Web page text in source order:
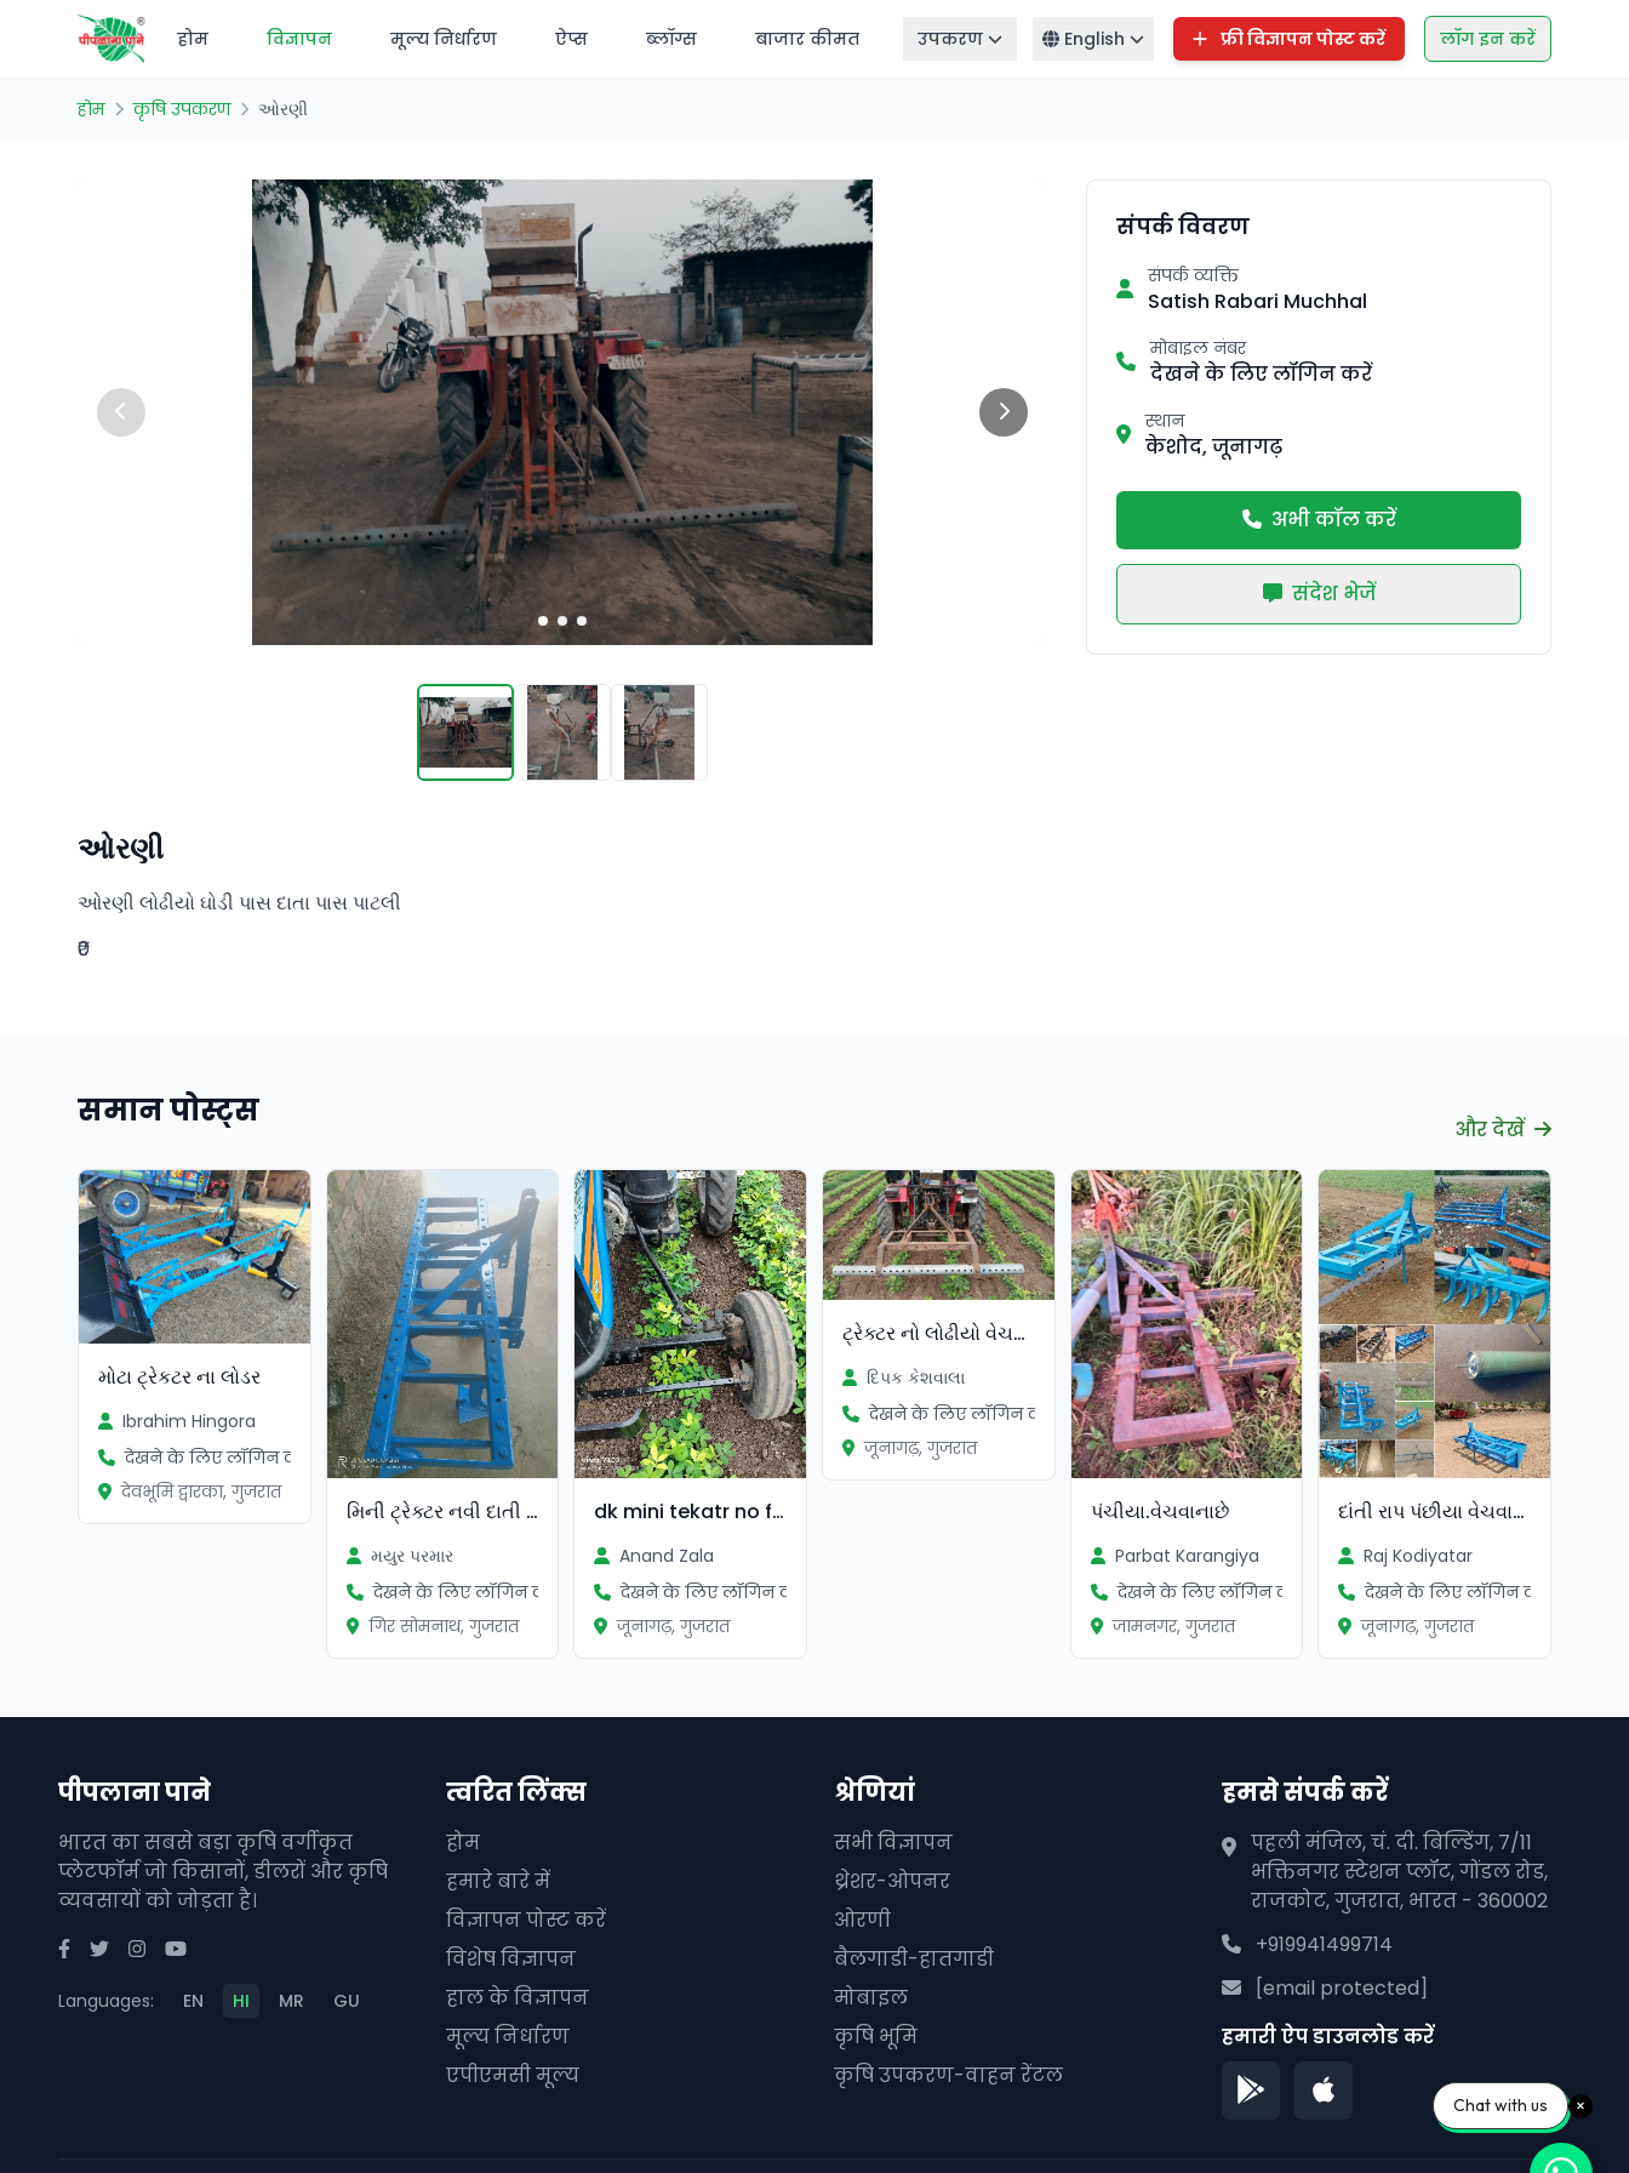
होम विज्ञापन मूल्य निर्धारण ऐप्स ब्लॉग्स बाजार कीमत उपकरण English फ्री विज्ञापन पोस्ट करें लॉग इन करें
होम कृषि उपकरण ઓરણી
ઓરણી
ઓરણી લોઢીયો ઘોડી પાસ દાતા પાસ પાટલી
₹0
संपर्क विवरण
संपर्क व्यक्ति
Satish Rabari Muchhal
मोबाइल नंबर
देखने के लिए लॉगिन करें
स्थान
केशोद, जूनागढ़
अभी कॉल करें
संदेश भेजें
समान पोस्ट्स और देखें
सत्यापित
મોટા ટ્રેકટર ના લોડર
Ibrahim Hingora
देखने के लिए लॉगिन करें
देवभूमि द्वारका, गुजरात
મિની ટ્રેક્ટર નવી દાતી વિચવા
મયુર પરમાર
देखने के लिए लॉगिन करें
गिर सोमनाथ, गुजरात
dk mini tekatr no farnt
Anand Zala
देखने के लिए लॉगिन करें
जूनागढ़, गुजरात
ટ્રેક્ટર નો લોઢીયો વેચવાનો છે
દિપક કેશવાલા
देखने के लिए लॉगिन करें
जूनागढ़, गुजरात
પંચીયા.વેચવાનાછે
Parbat Karangiya
देखने के लिए लॉगिन करें
जामनगर, गुजरात
દાંતી રાપ પંછીયા વેચવાના છે
Raj Kodiyatar
देखने के लिए लॉगिन करें
जूनागढ़, गुजरात
पीपलाना पाने
भारत का सबसे बड़ा कृषि वर्गीकृत
प्लेटफॉर्म जो किसानों, डीलरों और कृषि
व्यवसायों को जोड़ता है।
Languages: EN HI MR GU
त्वरित लिंक्स
होम
हमारे बारे में
विज्ञापन पोस्ट करें
विशेष विज्ञापन
हाल के विज्ञापन
मूल्य निर्धारण
एपीएमसी मूल्य
श्रेणियां
सभी विज्ञापन
थ्रेशर-ओपनर
ओरणी
बैलगाडी-हातगाडी
मोबाइल
कृषि भूमि
कृषि उपकरण-वाहन रेंटल
हमसे संपर्क करें
पहली मंजिल, चं. दी. बिल्डिंग, 7/11
भक्तिनगर स्टेशन प्लॉट, गोंडल रोड,
राजकोट, गुजरात, भारत - 360002
+919941499714
[email protected]
हमारी ऐप डाउनलोड करें
Chat with us